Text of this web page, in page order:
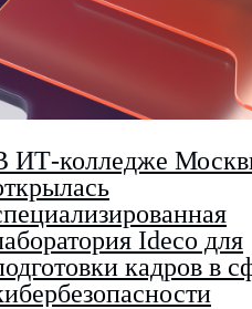
ИТ-колледже
Ideco для
кадров в